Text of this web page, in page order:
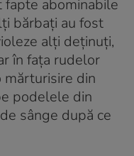
abominabile
bărbați au fost
alți deținuți,
în fața rudelor
mărturisire din
podelele din
sânge după ce